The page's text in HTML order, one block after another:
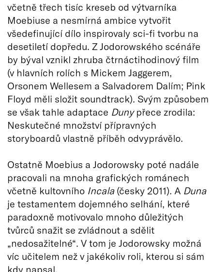
včetně třech tisíc kreseb od výtvarníka
Moebiuse a nesmírná ambice vytvořit
všedefinující dílo inspirovaly sci-fi tvorbu na
desetiletí dopředu. Z Jodorowského scénáře
by býval vznikl zhruba čtrnáctihodinový film
(v hlavních rolích s Mickem Jaggerem,
Orsonem Wellesem a Salvadorem Dalím; Pink
Floyd měli složit soundtrack). Svým způsobem
se však tahle adaptace Dunypřece zrodila:
Neskutečné množství přípravných
storyboardů vlastně příběh odvyprávělo.
Ostatně Moebius a Jodorowsky poté nadále
pracovali na mnoha grafických románech
včetně kultovního Incala (česky 2011). A Duna
je testamentem dojemného selhání, které
paradoxně motivovalo mnoho důležitých
tvůrců snažit se zvládnout a sdělit
„nedosažitelné“. V tom je Jodorowsky možná
víc učitelem než v jakékoliv roli, kterou si sám
kdy napsal.